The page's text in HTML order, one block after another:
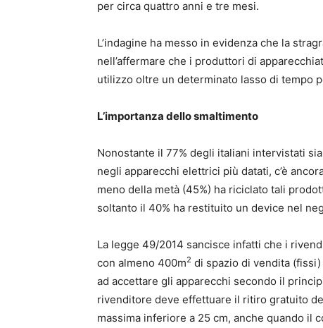
per circa quattro anni e tre mesi.
L’indagine ha messo in evidenza che la
nell’affermare che i produttori di
utilizzo oltre un determinato lasso di tempo
L’importanza dello smaltimento
Nonostante il 77% degli italiani intervistati
negli apparecchi elettrici più datati, c’è
meno della metà (45%) ha riciclato tali
soltanto il 40% ha restituito un device nel
La legge 49/2014 sancisce infatti che i
con almeno 400m2 di spazio di vendita
ad accettare gli apparecchi secondo il
rivenditore deve effettuare il ritiro gratuito
massima inferiore a 25 cm, anche quando il